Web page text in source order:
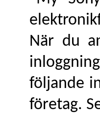
När du
följande
företag.